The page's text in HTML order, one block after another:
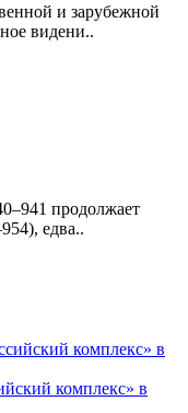
и зарубежной
видени..
продолжает
едва..
комплекс» в